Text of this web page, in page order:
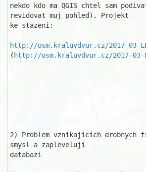
nekdo kdo ma QGIS chtel sam
revidovat muj pohled). Projekt
ke stazeni:
http://osm.kraluvdvur.cz/2017-03-
( http://osm.kraluvdvur.cz/2017-03-
2) Problem vznikajicich drobnych
smysl a zapleveluji
databazi